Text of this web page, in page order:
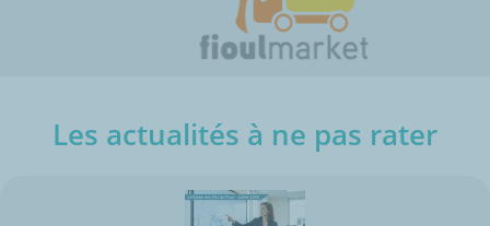
Les actualités à ne pas rater